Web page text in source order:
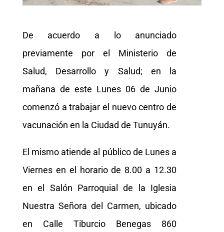
De acuerdo a lo anunciado
previamente por el Ministerio de
Salud, Desarrollo y Salud; en la
mañana de este Lunes 06 de Junio
comenzó a trabajar el nuevo centro de
vacunación en la Ciudad de Tunuyán.
El mismo atiende al público de Lunes a
Viernes en el horario de 8.00 a 12.30
en el Salón Parroquial de la Iglesia
Nuestra Señora del Carmen, ubicado
en Calle Tiburcio Benegas 860